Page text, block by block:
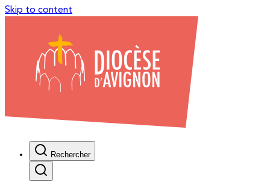
Skip to content
Rechercher